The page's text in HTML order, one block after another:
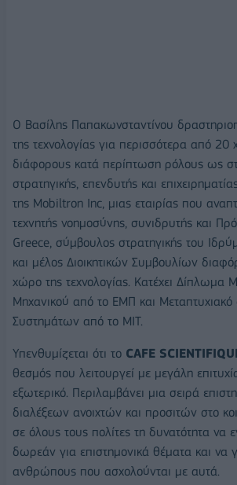
Ο Βασίλης Παπακωνσταντίνου
της τεχνολογίας για περισσότερα από 20
διάφορους κατά περίπτωση ρόλους ως
στρατηγικής, επενδυτής και
της Mobiltron Inc, μιας εταιρίας που
τεχνητής νοημοσύνης, συνιδρυτής και
Greece, σύμβουλος στρατηγικής του
και μέλος Διοικητικών Συμβουλίων
χώρο της τεχνολογίας. Κατέχει Δίπλωμα
Μηχανικού από το ΕΜΠ και Μεταπτυχιακό
Συστημάτων από το MIT.
Υπενθυμίζεται ότι το CAFE
θεσμός που λειτουργεί με μεγάλη
εξωτερικό. Περιλαμβάνει μια σειρά
διαλέξεων ανοιχτών και προσιτών στο
σε όλους τους πολίτες τη δυνατότητα να
δωρεάν για επιστημονικά θέματα και να
ανθρώπους που ασχολούνται με αυτά.